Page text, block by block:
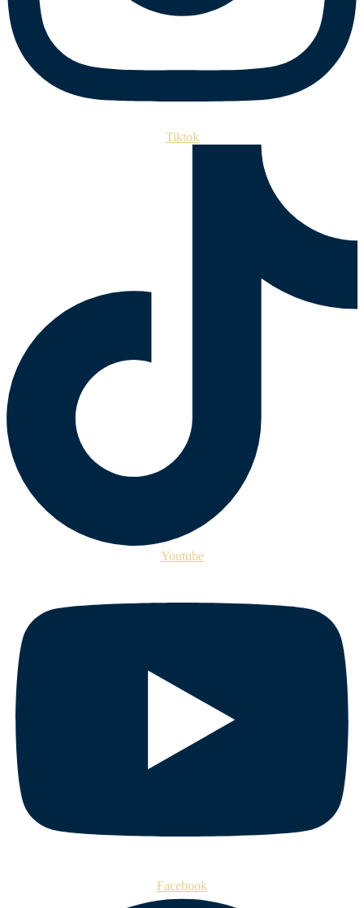
Tiktok
Youtube
Facebook